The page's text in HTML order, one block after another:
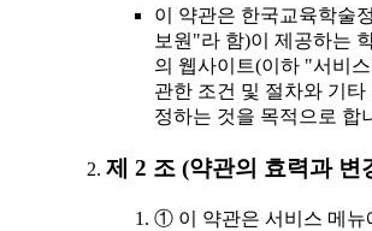
이 약관은 한국교육학술
보원"라 함)이 제공하는
의 웹사이트(이하 "서비
관한 조건 및 절차와 기
정하는 것을 목적으로 합
제 2 조 (약관의 효력과 변
① 이 약관은 서비스 메뉴